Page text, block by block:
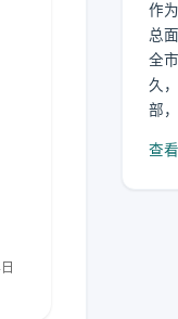
作
总
全
久
部
查